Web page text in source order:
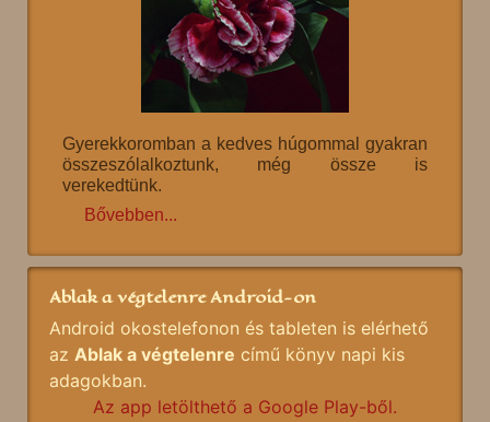
Gyerekkoromban a kedves húgommal gyakran
összeszólalkoztunk, még össze is
verekedtünk.
Bővebben...
Ablak a végtelenre Android-on
Android okostelefonon és tableten is elérhető
az Ablak a végtelenre című könyv napi kis
adagokban.
Az app letölthető a Google Play-ből.